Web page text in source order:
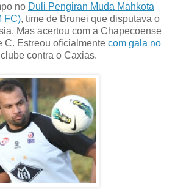
no Duli Pengiran Muda Mahkota
FC), time de Brunei que disputava o
Mas acertou com a Chapecoense
C. Estreou oficialmente com gala no
contra o Caxias.